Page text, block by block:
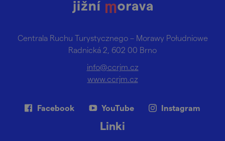
Centrala Ruchu Turystycznego – Morawy Południowe
Radnická 2, 602 00 Brno
info@ccrjm.cz
www.ccrjm.cz
Facebook YouTube Instagram
Linki